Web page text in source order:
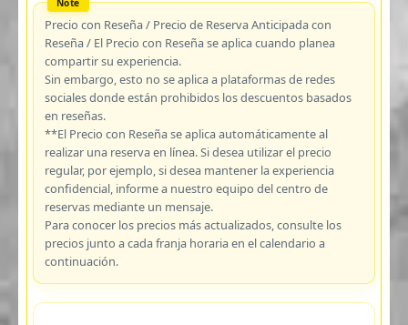
Precio con Reseña / Precio de Reserva Anticipada con
Reseña / El Precio con Reseña se aplica cuando planea
compartir su experiencia.
Sin embargo, esto no se aplica a plataformas de redes
sociales donde están prohibidos los descuentos basados
en reseñas.
**El Precio con Reseña se aplica automáticamente al
realizar una reserva en línea. Si desea utilizar el precio
regular, por ejemplo, si desea mantener la experiencia
confidencial, informe a nuestro equipo del centro de
reservas mediante un mensaje.
Para conocer los precios más actualizados, consulte los
precios junto a cada franja horaria en el calendario a
continuación.